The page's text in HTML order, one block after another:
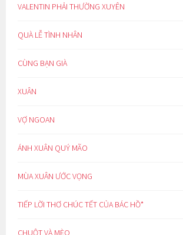
VALENTIN PHẢI THƯỜNG XUYÊN
QUÀ LỄ TÌNH NHÂN
CÙNG BẠN GIÀ
XUÂN
VỢ NGOAN
ÁNH XUÂN QUÝ MÃO
MÙA XUÂN ƯỚC VỌNG
TIẾP LỜI THƠ CHÚC TẾT CỦA BÁC HỒ*
CHUỘT VÀ MÈO